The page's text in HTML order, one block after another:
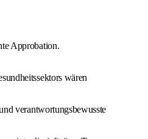
Approbation.
wären
verantwortungsbewusste